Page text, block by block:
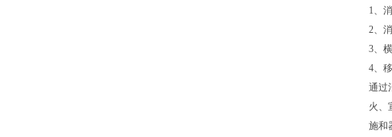
1、
2、
3、
4、
通过
火、
施和